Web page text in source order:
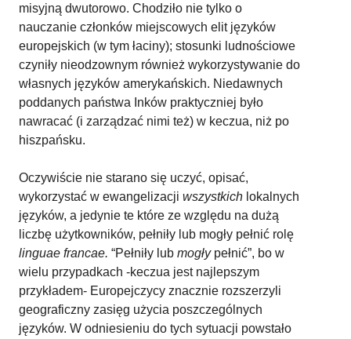
misyjną dwutorowo. Chodziło nie tylko o
nauczanie członków miejscowych elit języków
europejskich (w tym łaciny); stosunki ludnościowe
czyniły nieodzownym również wykorzystywanie do
własnych języków amerykańskich. Niedawnych
poddanych państwa Inków praktyczniej było
nawracać (i zarządzać nimi też) w keczua, niż po
hiszpańsku.
Oczywiście nie starano się uczyć, opisać,
wykorzystać w ewangelizacji wszystkich lokalnych
języków, a jedynie te które ze względu na dużą
liczbę użytkowników, pełniły lub mogły pełnić rolę
linguae francae. “Pełniły lub mogły pełnić”, bo w
wielu przypadkach -keczua jest najlepszym
przykładem- Europejczycy znacznie rozszerzyli
geograficzny zasięg użycia poszczególnych
języków. W odniesieniu do tych sytuacji powstało